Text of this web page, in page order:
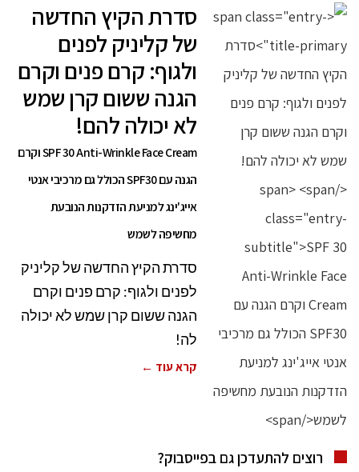
סדרת הקיץ החדשה
של קליניק לפנים
ולגוף: קרם פנים וקרם
הגנה ששום קרן שמש
לא יכולה להם!
SPF 30 Anti-Wrinkle Face Cream וקרם
הגנה עם SPF30 הכולל גם מרכיבי אנטי
אייג'ינג למניעת הזדקנות הנובעת
מחשיפה לשמש
סדרת הקיץ החדשה של קליניק
לפנים ולגוף: קרם פנים וקרם
הגנה ששום קרן שמש לא יכולה
לה!
קרא עוד ←
רוצים להתעדכן גם בפייסבוק?